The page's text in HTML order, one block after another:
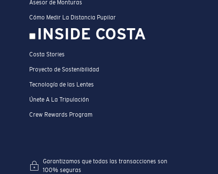
Asesor de Monturas
Cómo Medir La Distancia Pupilar
INSIDE COSTA
Costa Stories
Proyecto de Sostenibilidad
Tecnología de las Lentes
Únete A La Tripulación
Crew Rewards Program
Garantizamos que todas las transacciones son
100% seguras